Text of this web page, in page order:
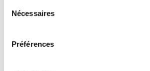
Nécessaires
Préférences